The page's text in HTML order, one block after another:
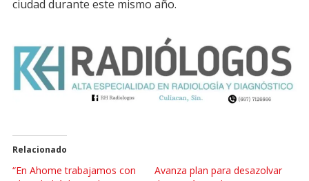
ciudad durante este mismo año.
Relacionado
“En Ahome trabajamos con
Avanza plan para desazolvar